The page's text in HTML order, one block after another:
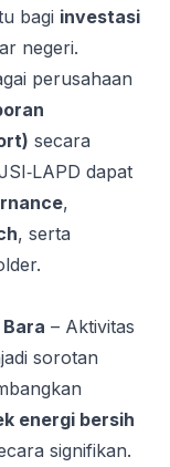
bagi investasi
negeri.
perusahaan
secara
dapat
,
, serta
– Aktivitas
sorotan
energi bersih
signifikan.